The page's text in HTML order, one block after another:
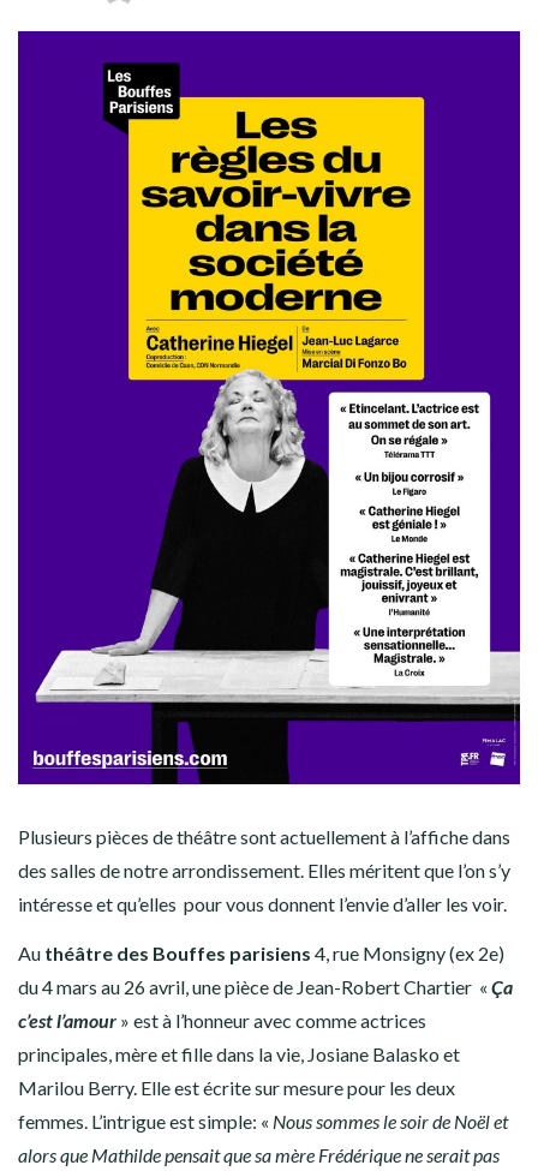
Plusieurs pièces de théâtre sont actuellement à l’affiche dans
des salles de notre arrondissement. Elles méritent que l’on s’y
intéresse et qu’elles pour vous donnent l’envie d’aller les voir.
Au théâtre des Bouffes parisiens 4, rue Monsigny (ex 2e)
du 4 mars au 26 avril, une pièce de Jean-Robert Chartier « Ça
c’est l’amour » est à l’honneur avec comme actrices
principales, mère et fille dans la vie, Josiane Balasko et
Marilou Berry. Elle est écrite sur mesure pour les deux
femmes. L’intrigue est simple: « Nous sommes le soir de Noël et
alors que Mathilde pensait que sa mère Frédérique ne serait pas